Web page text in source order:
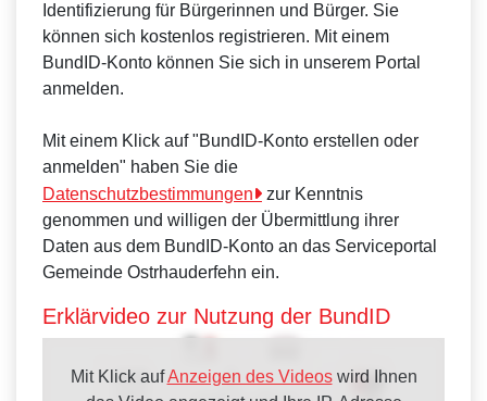
Identifizierung für Bürgerinnen und Bürger. Sie
können sich kostenlos registrieren. Mit einem
BundID-Konto können Sie sich in unserem Portal
anmelden.
Mit einem Klick auf "BundID-Konto erstellen oder
anmelden" haben Sie die
Datenschutzbestimmungen
zur Kenntnis
genommen und willigen der Übermittlung ihrer
Daten aus dem BundID-Konto an das Serviceportal
Gemeinde Ostrhauderfehn ein.
Erklärvideo zur Nutzung der BundID
Mit Klick aufAnzeigen des Videoswird Ihnen